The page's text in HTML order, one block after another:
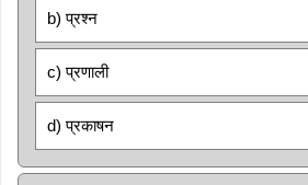
b) प्रश्न
c) प्रणाली
d) प्रकाषन